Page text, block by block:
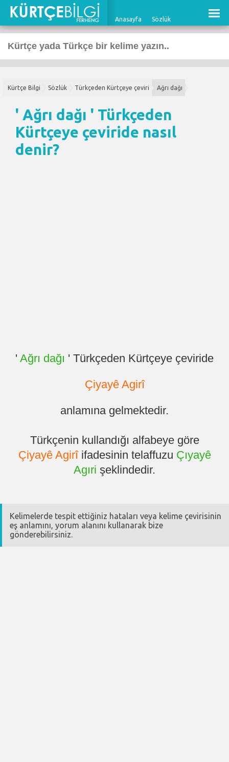
Anasayfa Sözlük
Kürtçe Bilgi Sözlük Türkçeden Kürtçeye çeviri Ağrı dağı
' Ağrı dağı ' Türkçeden
Kürtçeye çeviride nasıl
denir?
' Ağrı dağı ' Türkçeden Kürtçeye çeviride
Çiyayê Agirî
anlamına gelmektedir.
Türkçenin kullandığı alfabeye göre
Çiyayê Agirîifadesinin telaffuzu Çıyayê
Agıri şeklindedir.
Kelimelerde tespit ettiğiniz hataları veya kelime çevirisinin
eş anlamını, yorum alanını kullanarak bize
gönderebilirsiniz.